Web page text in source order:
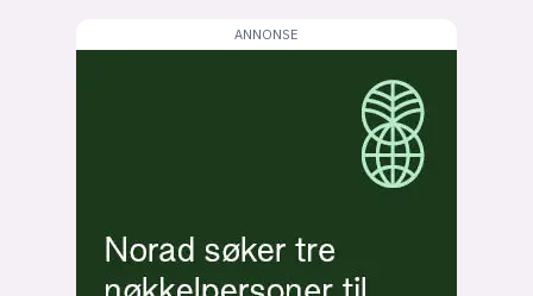
kode24-klubben
LinkedIn